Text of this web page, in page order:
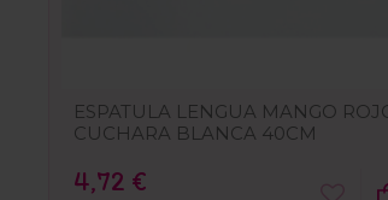
ESPATULA LENGUA MANGO
CUCHARA BLANCA 40CM
4,72 €